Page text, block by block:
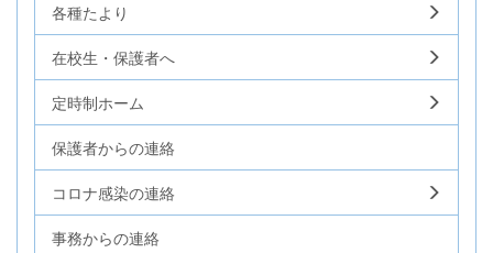
各種たより
在校生・保護者へ
定時制ホーム
保護者からの連絡
コロナ感染の連絡
事務からの連絡